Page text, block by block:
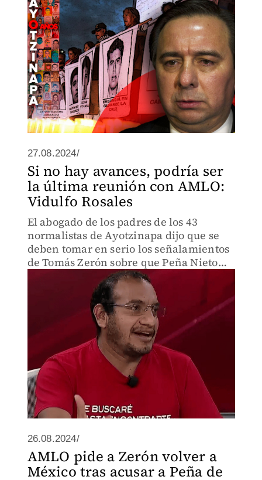
pieza clave de la llamada "verdad
histórica".
27.08.2024/
Si no hay avances, podría ser
la última reunión con AMLO:
Vidulfo Rosales
El abogado de los padres de los 43
normalistas de Ayotzinapa dijo que se
deben tomar en serio los señalamientos
de Tomás Zerón sobre que Peña Nieto
ordenó construir la verdad histórica.
26.08.2024/
AMLO pide a Zerón volver a
México tras acusar a Peña de